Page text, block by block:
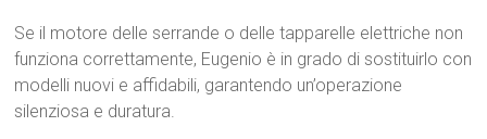
Se il motore delle serrande o delle tapparelle elettriche non
funziona correttamente, Eugenio è in grado di sostituirlo con
modelli nuovi e affidabili, garantendo un’operazione
silenziosa e duratura.